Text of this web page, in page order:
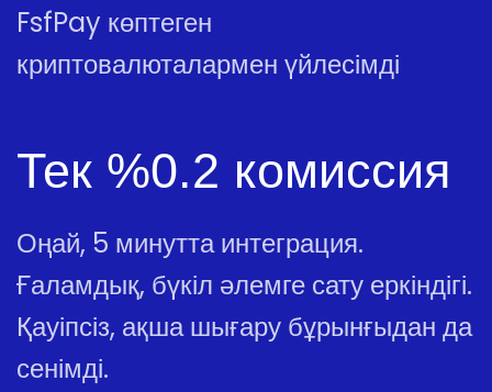
FsfPay көптеген
криптовалюталармен үйлесімді
Тек %0.2 комиссия
Оңай, 5 минутта интеграция.
Ғаламдық, бүкіл әлемге сату еркіндігі.
Қауіпсіз, ақша шығару бұрынғыдан да
сенімді.